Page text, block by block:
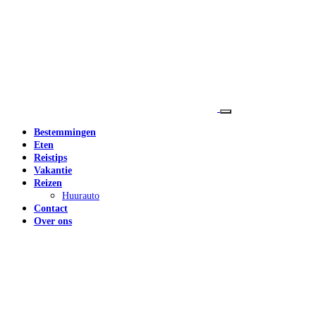
Bestemmingen
Eten
Reistips
Vakantie
Reizen
Huurauto
Contact
Over ons